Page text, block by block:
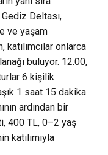
Deltası,
ve yaşam
katılımcılar onlarca
buluyor. 12.00,
6 kişilik
1 saat 15 dakika
ardından bir
400 TL, 0–2 yaş
katılımıyla